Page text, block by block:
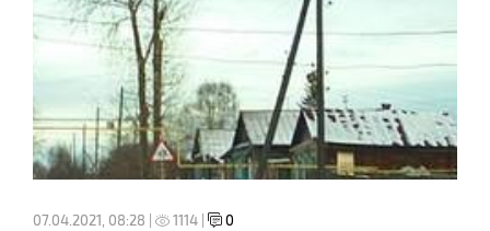
07.04.2021, 08:28 | 1114 | 0